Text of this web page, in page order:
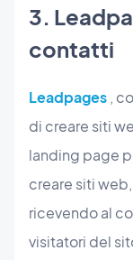
3.
contatti
Leadpages,
di creare siti
landing page
creare siti
ricevendo al
visitatori del